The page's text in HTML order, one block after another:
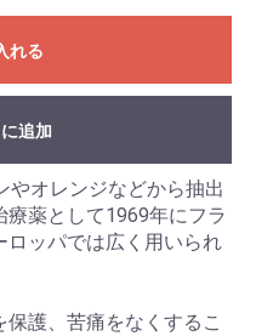
れる
追加
やオレンジなどから抽出
薬として1969年にフラ
ロッパでは広く用いられ
護、苦痛をなくするこ